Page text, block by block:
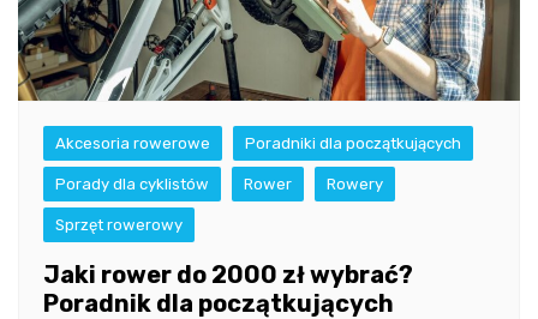
Akcesoria rowerowe Poradniki dla początkujących
Porady dla cyklistów Rower Rowery
Sprzęt rowerowy
Jaki rower do 2000 zł wybrać?
Poradnik dla początkujących